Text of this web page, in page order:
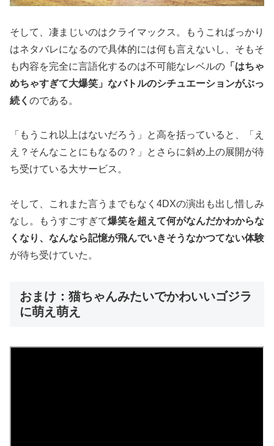
そして、凄まじいのはクライマックス。もうこればっかり
はネタバレになるので具体的には何も言えないし、そもそ
も内容を完全に言語化するのは不可能なレベルの 「はちゃ
めちゃすぎて大爆笑」なバトルのシチュエーションがぶっ
続く のである。
「もうこれ以上はないだろう」と高を括っていると、「え
え？そんなことにもなるの？」とさらに斜め上の展開が待
ち受けている大サービス。
そして、これまた言うまでもなく4DXの演出も出し惜しみ
なし。もうすごすぎて爆笑を超えて何がなんだかわからな
くなり、なんなら記憶が飛んでいきそうなかつてない体験
が待ち受けていた。
おまけ：猫ちゃんみたいでかわいいゴジラ
に萌え萌え